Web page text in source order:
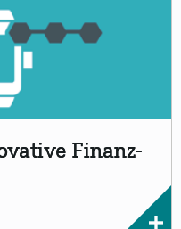
Finanz-